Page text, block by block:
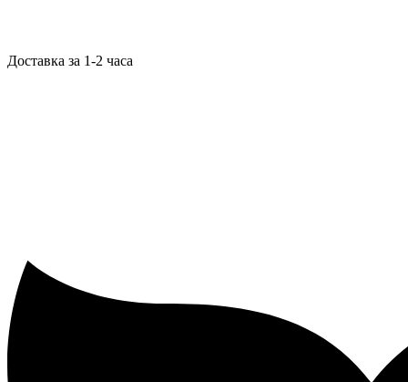
Доставка за 1-2 часа